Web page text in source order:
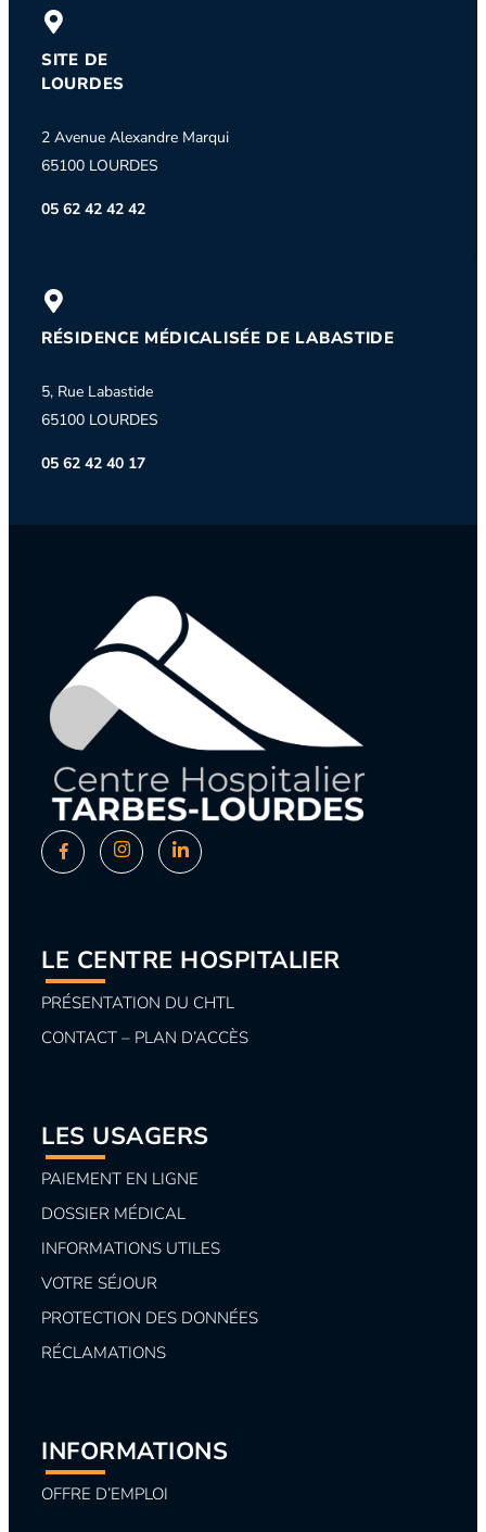
SITE DE
LOURDES
2 Avenue Alexandre Marqui
65100 LOURDES
05 62 42 42 42
RÉSIDENCE MÉDICALISÉE DE LABASTIDE
5, Rue Labastide
65100 LOURDES
05 62 42 40 17
LE CENTRE HOSPITALIER
PRÉSENTATION DU CHTL
CONTACT – PLAN D’ACCÈS
LES USAGERS
PAIEMENT EN LIGNE
DOSSIER MÉDICAL
INFORMATIONS UTILES
VOTRE SÉJOUR
PROTECTION DES DONNÉES
RÉCLAMATIONS
INFORMATIONS
OFFRE D’EMPLOI